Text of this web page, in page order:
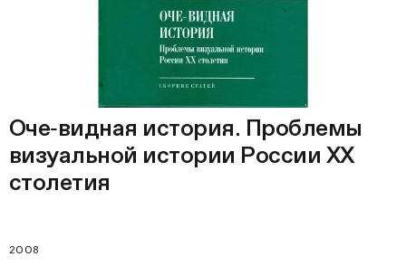
Оче‑видная история. Проблемы
визуальной истории России ХХ
столетия
2008